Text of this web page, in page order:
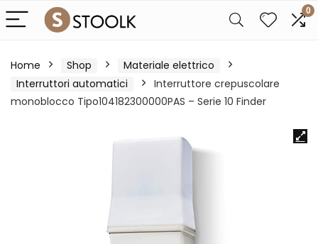
0
Home Shop
Materiale elettrico
Interruttori automatici
Interruttore crepuscolare
monoblocco Tipo104182300000PAS – Serie 10 Finder